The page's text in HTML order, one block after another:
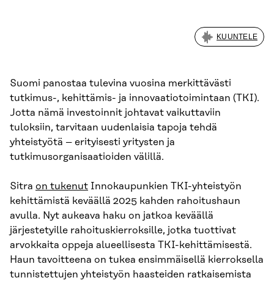
KUUNTELE
Suomi panostaa tulevina vuosina merkittävästi
tutkimus-, kehittämis- ja innovaatiotoimintaan (TKI).
Jotta nämä investoinnit johtavat vaikuttaviin
tuloksiin, tarvitaan uudenlaisia tapoja tehdä
yhteistyötä – erityisesti yritysten ja
tutkimusorganisaatioiden välillä.
Sitra on tukenut Innokaupunkien TKI-yhteistyön
kehittämistä keväällä 2025 kahden rahoitushaun
avulla. Nyt aukeava haku on jatkoa keväällä
järjestetyille rahoituskierroksille, jotka tuottivat
arvokkaita oppeja alueellisesta TKI-kehittämisestä.
Haun tavoitteena on tukea ensimmäisellä kierroksella
tunnistettujen yhteistyön haasteiden ratkaisemista